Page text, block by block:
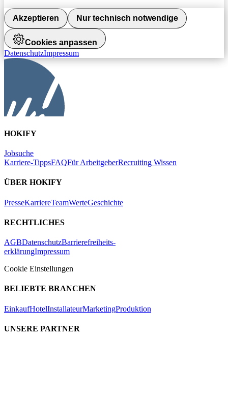
Akzeptieren Nur technisch notwendige
Cookies anpassen
DatenschutzImpressum
HOKIFY
Jobsuche
Karriere-TippsFAQFür ArbeitgeberRecruiting Wissen
ÜBER HOKIFY
PresseKarriereTeamWerteGeschichte
RECHTLICHES
AGBDatenschutzBarrierefreiheits-
erklärungImpressum
Cookie Einstellungen
BELIEBTE BRANCHEN
EinkaufHotelInstallateurMarketingProduktion
UNSERE PARTNER